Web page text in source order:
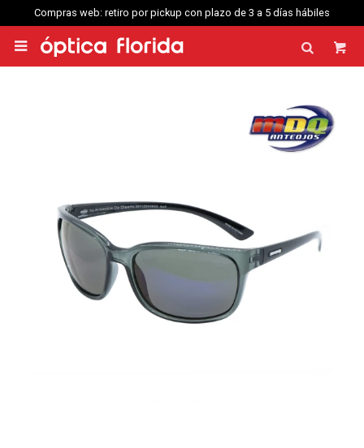
Compras web: retiro por pickup con plazo de 3 a 5 días hábiles
